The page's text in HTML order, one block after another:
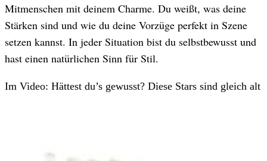
Mitmenschen mit deinem Charme. Du weißt, was deine
Stärken sind und wie du deine Vorzüge perfekt in Szene
setzen kannst. In jeder Situation bist du selbstbewusst und
hast einen natürlichen Sinn für Stil.
Im Video: Hättest du’s gewusst? Diese Stars sind gleich alt